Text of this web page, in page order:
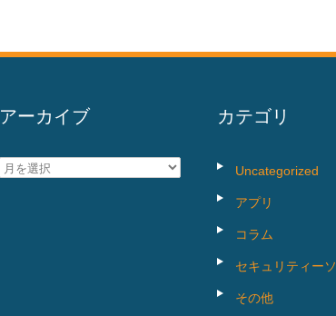
アーカイブ
ア
カテゴリ
Uncategorized
アプリ
コラム
セキュリティー
その他